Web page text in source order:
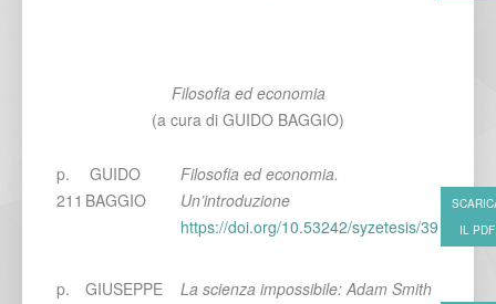
Filosofia ed economia
(a cura di GUIDO BAGGIO)
p.
211
GUIDO
BAGGIO
Filosofia ed economia.
Un’introduzione
https://doi.org/10.53242/syzetesis/39
IL PDF
p.
GIUSEPPE
La scienza impossibile: Adam Smith